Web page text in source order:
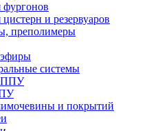
фургонов
и резервуаров
преполимеры
системы
ППУ
и покрытий